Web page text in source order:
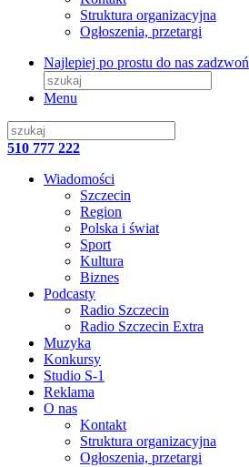
Struktura organizacyjna
Ogłoszenia, przetargi
Najlepiej po prostu do nas zadzwoń
Menu
510 777 222
Wiadomości
Szczecin
Region
Polska i świat
Sport
Kultura
Biznes
Podcasty
Radio Szczecin
Radio Szczecin Extra
Muzyka
Konkursy
Studio S-1
Reklama
O nas
Kontakt
Struktura organizacyjna
Ogłoszenia, przetargi